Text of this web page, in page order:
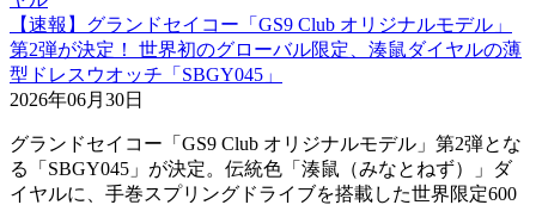
【速報】グランドセイコー「GS9 Club オリジナルモデル」
第2弾が決定！ 世界初のグローバル限定、湊鼠ダイヤルの薄
型ドレスウオッチ「SBGY045」
2026年06月30日
グランドセイコー「GS9 Club オリジナルモデル」第2弾とな
る「SBGY045」が決定。伝統色「湊鼠（みなとねず）」ダ
イヤルに、手巻スプリングドライブを搭載した世界限定600